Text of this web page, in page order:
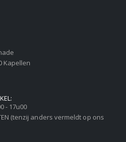
Kapellen
- 17u00
(tenzij anders vermeldt op ons